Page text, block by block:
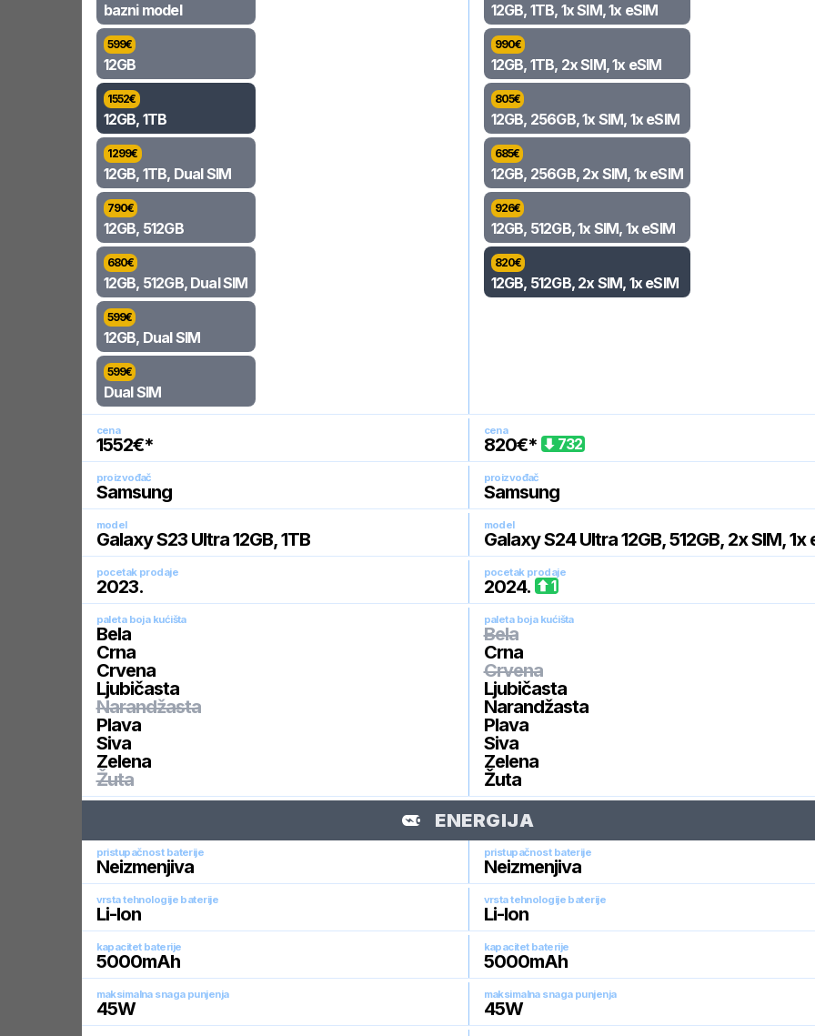
bazni model
599€
12GB
1552€
12GB, 1TB
1299€
12GB, 1TB, Dual SIM
790€
12GB, 512GB
680€
12GB, 512GB, Dual SIM
599€
12GB, Dual SIM
599€
Dual SIM
12GB, 1TB, 1x SIM, 1x eSIM
990€
12GB, 1TB, 2x SIM, 1x eSIM
805€
12GB, 256GB, 1x SIM, 1x eSIM
685€
12GB, 256GB, 2x SIM, 1x eSIM
926€
12GB, 512GB, 1x SIM, 1x eSIM
820€
12GB, 512GB, 2x SIM, 1x eSIM
cena
1552€*
cena
820€* 732
proizvođač
Samsung
proizvođač
Samsung
model
Galaxy S23 Ultra 12GB, 1TB
model
Galaxy S24 Ultra 12GB, 512GB, 2x SIM, 1x
pocetak prodaje
2023.
pocetak prodaje
2024. 1
paleta boja kućišta
Bela
Crna
Crvena
Ljubičasta
Narandžasta
Plava
Siva
Zelena
Žuta
paleta boja kućišta
Bela
Crna
Crvena
Ljubičasta
Narandžasta
Plava
Siva
Zelena
Žuta
ENERGIJA
pristupačnost baterije
Neizmenjiva
pristupačnost baterije
Neizmenjiva
vrsta tehnologije baterije
Li-Ion
vrsta tehnologije baterije
Li-Ion
kapacitet baterije
5000mAh
kapacitet baterije
5000mAh
maksimalna snaga punjenja
45W
maksimalna snaga punjenja
45W